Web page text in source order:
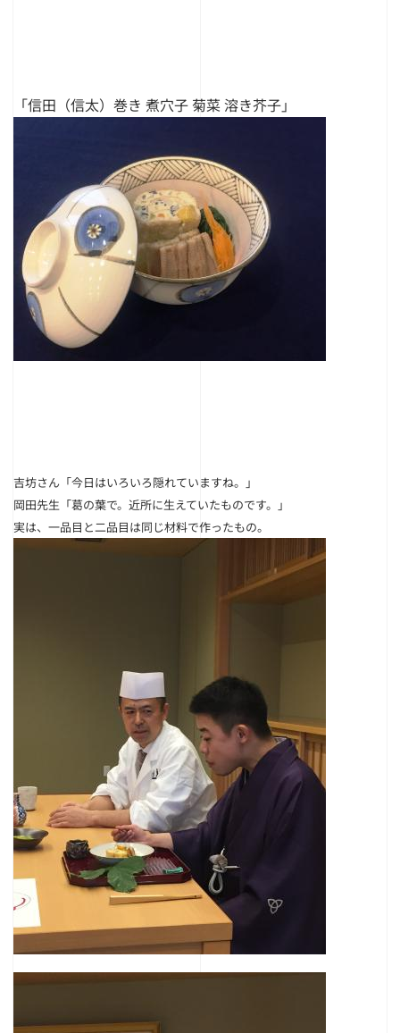
「信田（信太）巻き 煮穴子 菊菜 溶き芥子」
吉坊さん 「今日はいろいろ隠れていますね。」
岡田先生 「葛の葉で。近所に生えていたものです。」
実は、一品目と二品目は同じ材料で作ったもの。